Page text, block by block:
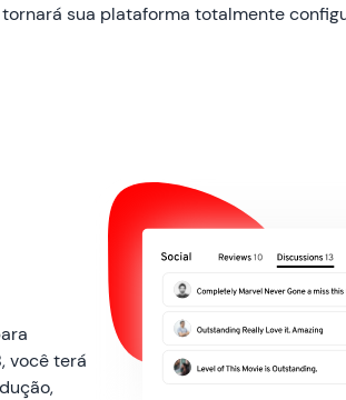
tornará sua plataforma totalmente
você terá